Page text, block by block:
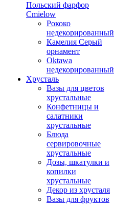
Польский фарфор
Сmielow
Рококо
недекорированный
Камелия Серый
орнамент
Oktawa
недекорированный
Хрусталь
Вазы для цветов
хрустальные
Конфетницы и
салатники
хрустальные
Блюда
сервировочные
хрустальные
Дозы, шкатулки и
копилки
хрустальные
Декор из хрусталя
Вазы для фруктов